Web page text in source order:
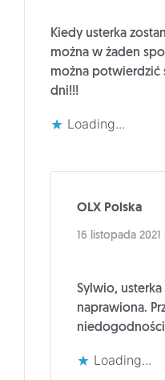
Kiedy usterka
można w żaden
można potwierdzić
dni!!!
Loading...
OLX Polska
16 listopada 2021
Sylwio, usterka
naprawiona.
Loading...